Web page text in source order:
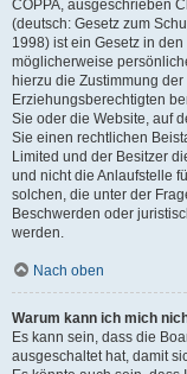
COPPA, ausgeschrieben
(deutsch: Gesetz zum
1998) ist ein Gesetz in
möglicherweise
hierzu die Zustimmung
Erziehungsberechtigten
Sie oder die Website, auf
Sie einen rechtlichen
Limited und der Besitzer
und nicht die Anlaufstelle
solchen, die unter der
Beschwerden oder
werden.
Nach oben
Warum kann ich mich
Es kann sein, dass die
ausgeschaltet hat, damit